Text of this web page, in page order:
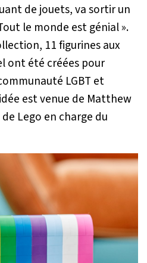
de jouets, va sortir un
le monde est génial ».
11 figurines aux
ont été créées pour
LGBT et
est venue de Matthew
Lego en charge du